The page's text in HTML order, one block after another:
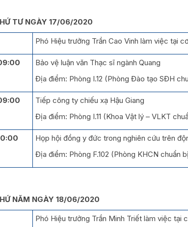
TƯ NGÀY 17/06/2020
Phó Hiệu trưởng Trần Cao Vinh làm việc tại
Bảo vệ luận văn Thạc sĩ ngành Quang
Địa điểm: Phòng I.12 (Phòng Đào tạo SĐH
Tiếp công ty chiếu xạ Hậu Giang
Địa điểm: Phòng I.11 (Khoa Vật lý – VLKT
Họp hội đồng y đức trong nghiên cứu trên
Địa điểm: Phòng F.102 (Phòng KHCN chuẩn
NĂM NGÀY 18/06/2020
Phó Hiệu trưởng Trần Minh Triết làm việc tại